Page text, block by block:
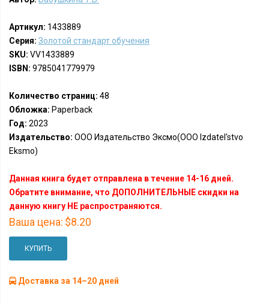
Артикул: 1433889
Серия: Золотой стандарт обучения
SKU: VV1433889
ISBN: 9785041779979
Количество страниц: 48
Обложка: Paperback
Год: 2023
Издательство: ООО Издательство Эксмо(OOO Izdatel'stvo
Eksmo)
Данная книга будет отправлена в течение 14-16 дней.
Обратите внимание, что ДОПОЛНИТЕЛЬНЫЕ скидки на
данную книгу НЕ распространяются.
Ваша цена: $8.20
КУПИТЬ
Доставка за 14–20 дней